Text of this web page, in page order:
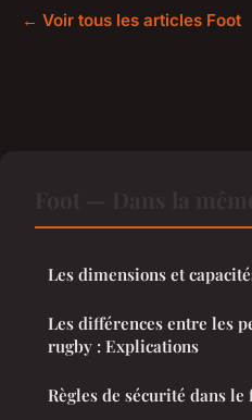
← Voir tous les articles Foot
Les dimensions et
Les différences entre les
rugby : Explications
Règles de sécurité dans le